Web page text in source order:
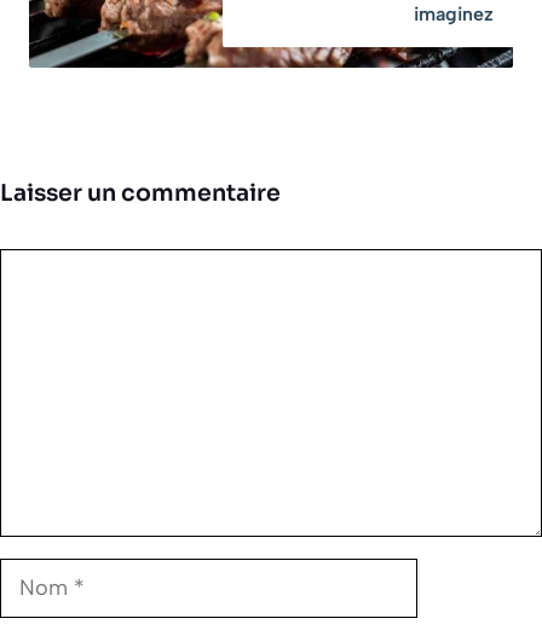
imaginez
Laisser un commentaire
Nom